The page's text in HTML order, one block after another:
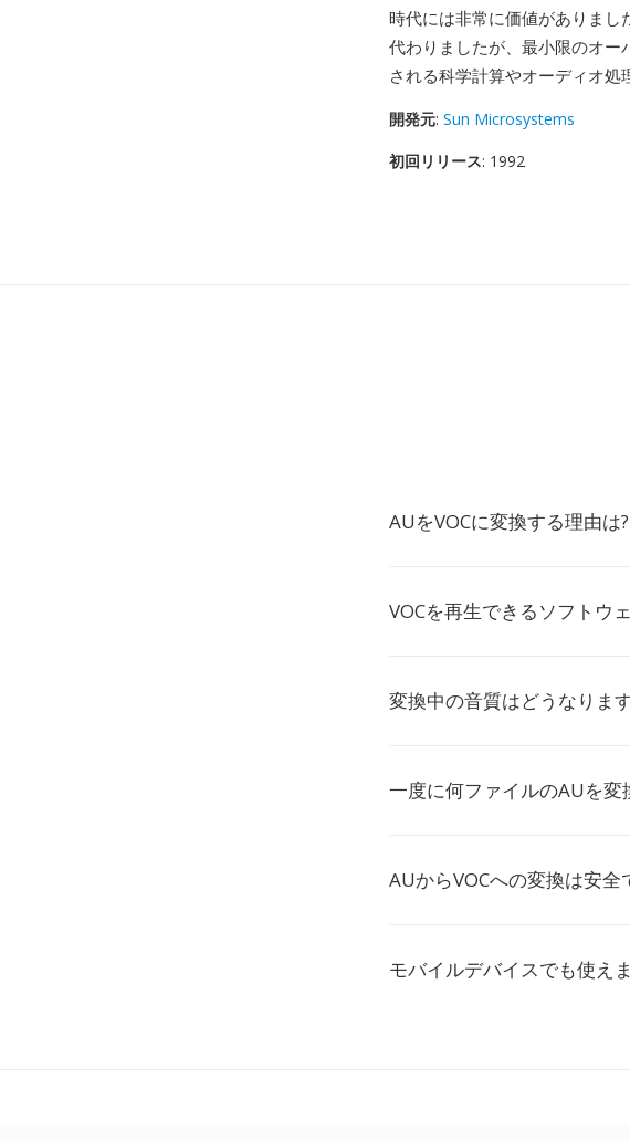
時代には非常に価値がありまし
代わりましたが、最小限のオー
される科学計算やオーディオ処
開発元: Sun Microsystems
初回リリース: 1992
AUをVOCに変換する理由は?
VOCを再生できるソフトウ
変換中の音質はどうなりま
一度に何ファイルのAUを変
AUからVOCへの変換は安全
モバイルデバイスでも使え